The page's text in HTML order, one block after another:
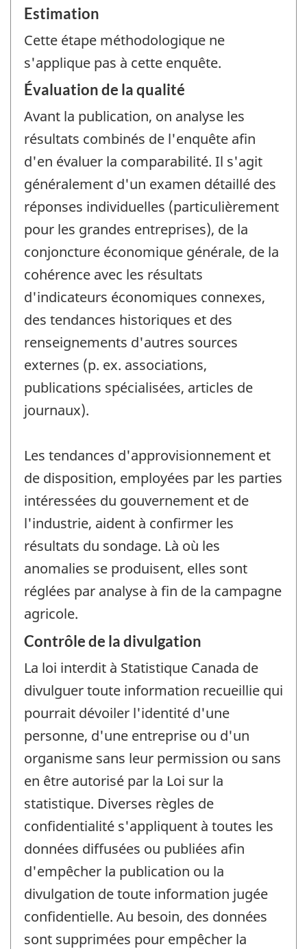
Estimation
Cette étape méthodologique ne
s'applique pas à cette enquête.
Évaluation de la qualité
Avant la publication, on analyse les
résultats combinés de l'enquête afin
d'en évaluer la comparabilité. Il s'agit
généralement d'un examen détaillé des
réponses individuelles (particulièrement
pour les grandes entreprises), de la
conjoncture économique générale, de la
cohérence avec les résultats
d'indicateurs économiques connexes,
des tendances historiques et des
renseignements d'autres sources
externes (p. ex. associations,
publications spécialisées, articles de
journaux).
Les tendances d'approvisionnement et
de disposition, employées par les parties
intéressées du gouvernement et de
l'industrie, aident à confirmer les
résultats du sondage. Là où les
anomalies se produisent, elles sont
réglées par analyse à fin de la campagne
agricole.
Contrôle de la divulgation
La loi interdit à Statistique Canada de
divulguer toute information recueillie qui
pourrait dévoiler l'identité d'une
personne, d'une entreprise ou d'un
organisme sans leur permission ou sans
en être autorisé par la Loi sur la
statistique. Diverses règles de
confidentialité s'appliquent à toutes les
données diffusées ou publiées afin
d'empêcher la publication ou la
divulgation de toute information jugée
confidentielle. Au besoin, des données
sont supprimées pour empêcher la